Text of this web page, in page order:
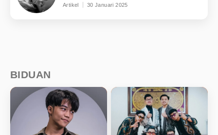
Artikel 30 Januari 2025
BIDUAN